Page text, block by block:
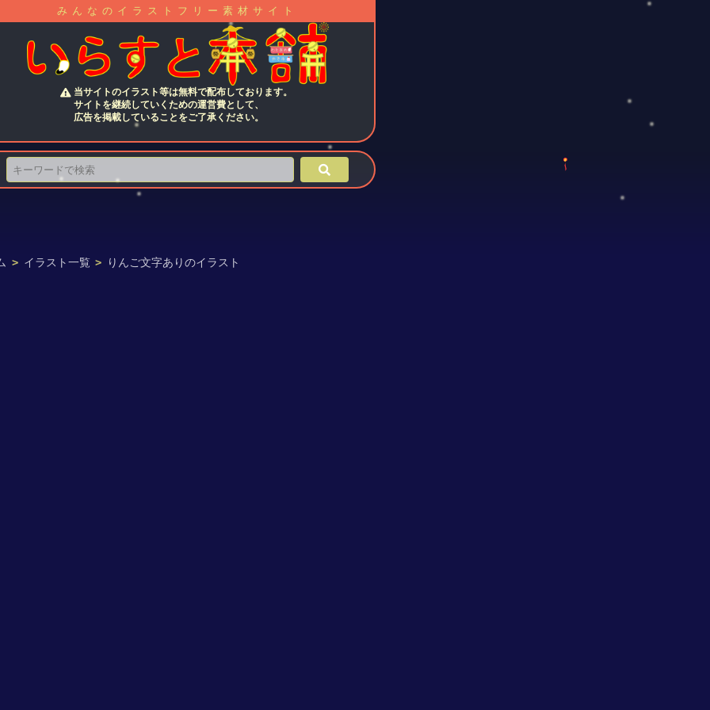
みんなのイラストフリー素材サイト
当サイトのイラスト等は無料で配布しております。
サイトを継続していくための運営費として、
広告を掲載していることをご了承ください。
> イラスト一覧 > りんご文字ありのイラスト